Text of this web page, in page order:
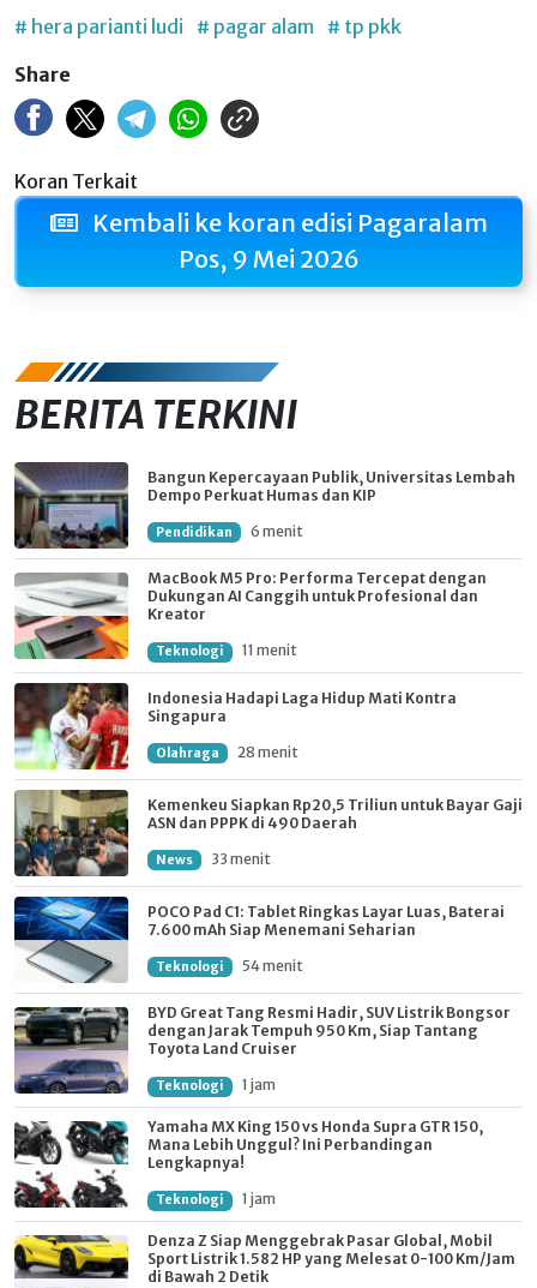
# hera parianti ludi # pagar alam # tp pkk
Share
Koran Terkait
Kembali ke koran edisi Pagaralam
Pos, 9 Mei 2026
BERITA TERKINI
Bangun Kepercayaan Publik, Universitas Lembah
Dempo Perkuat Humas dan KIP
Pendidikan 6 menit
MacBook M5 Pro: Performa Tercepat dengan
Dukungan AI Canggih untuk Profesional dan
Kreator
Teknologi 11 menit
Indonesia Hadapi Laga Hidup Mati Kontra
Singapura
Olahraga 28 menit
Kemenkeu Siapkan Rp20,5 Triliun untuk Bayar Gaji
ASN dan PPPK di 490 Daerah
News 33 menit
POCO Pad C1: Tablet Ringkas Layar Luas, Baterai
7.600 mAh Siap Menemani Seharian
Teknologi 54 menit
BYD Great Tang Resmi Hadir, SUV Listrik Bongsor
dengan Jarak Tempuh 950 Km, Siap Tantang
Toyota Land Cruiser
Teknologi 1 jam
Yamaha MX King 150 vs Honda Supra GTR 150,
Mana Lebih Unggul? Ini Perbandingan
Lengkapnya!
Teknologi 1 jam
Denza Z Siap Menggebrak Pasar Global, Mobil
Sport Listrik 1.582 HP yang Melesat 0-100 Km/Jam
di Bawah 2 Detik